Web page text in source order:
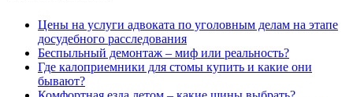
Цены на услуги адвоката по уголовным делам на этапе
досудебного расследования
Беспыльный демонтаж – миф или реальность?
Где калоприемники для стомы купить и какие они
бывают?